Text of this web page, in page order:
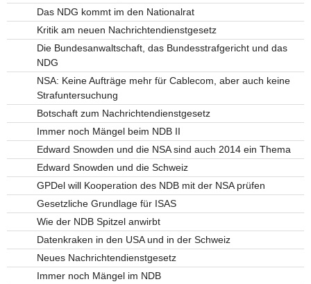
Das NDG kommt im den Nationalrat
Kritik am neuen Nachrichtendienstgesetz
Die Bundesanwaltschaft, das Bundesstrafgericht und das
NDG
NSA: Keine Aufträge mehr für Cablecom, aber auch keine
Strafuntersuchung
Botschaft zum Nachrichtendienstgesetz
Immer noch Mängel beim NDB II
Edward Snowden und die NSA sind auch 2014 ein Thema
Edward Snowden und die Schweiz
GPDel will Kooperation des NDB mit der NSA prüfen
Gesetzliche Grundlage für ISAS
Wie der NDB Spitzel anwirbt
Datenkraken in den USA und in der Schweiz
Neues Nachrichtendienstgesetz
Immer noch Mängel im NDB